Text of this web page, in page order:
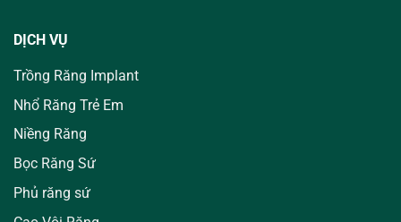
DỊCH VỤ
Trồng Răng Implant
Nhổ Răng Trẻ Em
Niềng Răng
Bọc Răng Sứ
Phủ răng sứ